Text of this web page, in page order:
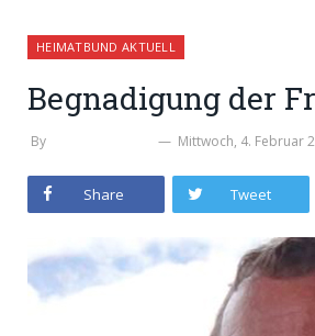
HEIMATBUND AKTUELL
Begnadigung der
By Mittwoch, 4. Februar
Share Tweet